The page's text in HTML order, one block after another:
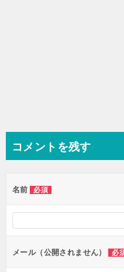
コメントを残す
名前 必須
メール（公開されません） 必